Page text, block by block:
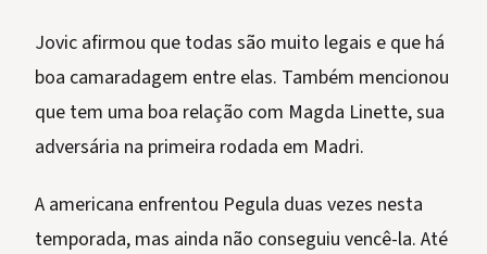
Jovic afirmou que todas são muito legais e que há
boa camaradagem entre elas. Também mencionou
que tem uma boa relação com Magda Linette, sua
adversária na primeira rodada em Madri.
A americana enfrentou Pegula duas vezes nesta
temporada, mas ainda não conseguiu vencê-la. Até